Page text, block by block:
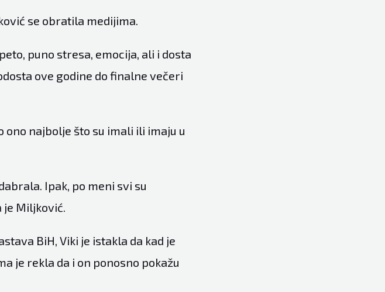
se obratila medijima.
puno stresa, emocija, ali i dosta
ove godine do finalne večeri
ono najbolje što su imali ili imaju u
Ipak, po meni svi su
je Miljković.
BiH, Viki je istakla da kad je
je rekla da i on ponosno pokažu